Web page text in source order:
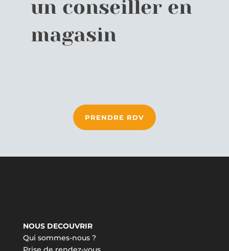
un conseiller en
magasin
PRENDRE RDV
NOUS DECOUVRIR
Qui sommes-nous ?